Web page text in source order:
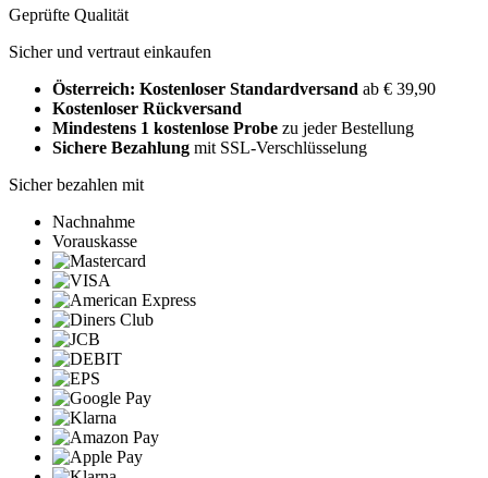
Geprüfte Qualität
Sicher und vertraut einkaufen
Österreich: Kostenloser Standardversand ab € 39,90
Kostenloser Rückversand
Mindestens 1 kostenlose Probe zu jeder Bestellung
Sichere Bezahlung mit SSL-Verschlüsselung
Sicher bezahlen mit
Nachnahme
Vorauskasse